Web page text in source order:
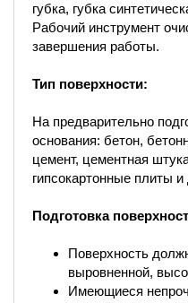
губка, губка
Рабочий инструмент
завершения работы.
Тип поверхности:
На предварительно
основания: бетон,
цемент, цементная
гипсокартонные плиты и
Подготовка
Поверхность
выровненной,
Имеющиеся